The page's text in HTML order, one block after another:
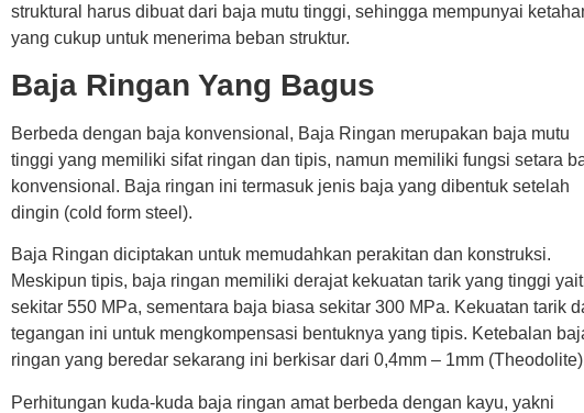
struktural harus dibuat dari baja mutu tinggi, sehingga mempunyai
yang cukup untuk menerima beban struktur.
Baja Ringan Yang Bagus
Berbeda dengan baja konvensional, Baja Ringan merupakan baja mutu
tinggi yang memiliki sifat ringan dan tipis, namun memiliki fungsi setara
konvensional. Baja ringan ini termasuk jenis baja yang dibentuk setelah
dingin (cold form steel).
Baja Ringan diciptakan untuk memudahkan perakitan dan konstruksi.
Meskipun tipis, baja ringan memiliki derajat kekuatan tarik yang tinggi
sekitar 550 MPa, sementara baja biasa sekitar 300 MPa. Kekuatan tarik
tegangan ini untuk mengkompensasi bentuknya yang tipis. Ketebalan
ringan yang beredar sekarang ini berkisar dari 0,4mm – 1mm
Perhitungan kuda-kuda baja ringan amat berbeda dengan kayu, yakni